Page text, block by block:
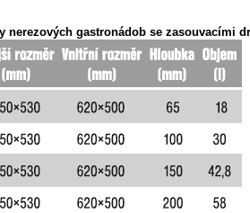
nerezových gastronádob se zasouvacími